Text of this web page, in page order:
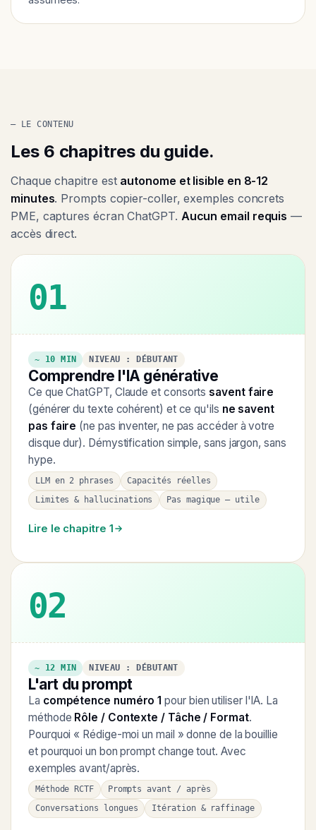
— LE CONTENU
Les 6 chapitres du guide.
Chaque chapitre est autonome et lisible en 8-12
minutes. Prompts copier-coller, exemples concrets
PME, captures écran ChatGPT. Aucun email requis —
accès direct.
01
~ 10 MIN NIVEAU : DÉBUTANT
Comprendre l'IA générative
Ce que ChatGPT, Claude et consorts savent faire
(générer du texte cohérent) et ce qu'ils ne savent
pas faire (ne pas inventer, ne pas accéder à votre
disque dur). Démystification simple, sans jargon, sans
hype.
LLM en 2 phrases
Capacités réelles
Limites & hallucinations
Pas magique — utile
Lire le chapitre 1
02
~ 12 MIN NIVEAU : DÉBUTANT
L'art du prompt
La compétence numéro 1 pour bien utiliser l'IA. La
méthode Rôle / Contexte / Tâche / Format.
Pourquoi « Rédige-moi un mail » donne de la bouillie
et pourquoi un bon prompt change tout. Avec
exemples avant/après.
Méthode RCTF
Prompts avant / après
Conversations longues
Itération & raffinage